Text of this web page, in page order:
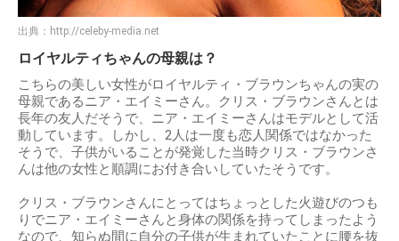
出典： http://celeby-media.net
ロイヤルティちゃんの母親は？
こちらの美しい女性がロイヤルティ・ブラウンちゃんの実の
母親であるニア・エイミーさん。クリス・ブラウンさんとは
長年の友人だそうで、ニア・エイミーさんはモデルとして活
動しています。しかし、2人は一度も恋人関係ではなかった
そうで、子供がいることが発覚した当時クリス・ブラウンさ
んは他の女性と順調にお付き合いしていたそうです。
クリス・ブラウンさんにとってはちょっとした火遊びのつも
りでニア・エイミーさんと身体の関係を持ってしまったよう
なので、知らぬ間に自分の子供が生まれていたことに腰を抜